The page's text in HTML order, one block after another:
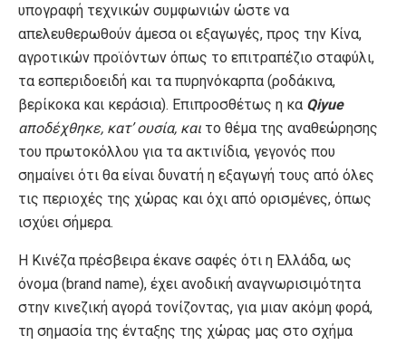
υπογραφή τεχνικών συμφωνιών ώστε να
απελευθερωθούν άμεσα οι εξαγωγές, προς την Κίνα,
αγροτικών προϊόντων όπως το επιτραπέζιο σταφύλι,
τα εσπεριδοειδή και τα πυρηνόκαρπα (ροδάκινα,
βερίκοκα και κεράσια). Επιπροσθέτως η κα Qiyue
αποδέχθηκε, κατ’ ουσία, και το θέμα της αναθεώρησης
του πρωτοκόλλου για τα ακτινίδια, γεγονός που
σημαίνει ότι θα είναι δυνατή η εξαγωγή τους από όλες
τις περιοχές της χώρας και όχι από ορισμένες, όπως
ισχύει σήμερα.
Η Κινέζα πρέσβειρα έκανε σαφές ότι η Ελλάδα, ως
όνομα (brand name), έχει ανοδική αναγνωρισιμότητα
στην κινεζική αγορά τονίζοντας, για μιαν ακόμη φορά,
τη σημασία της ένταξης της χώρας μας στο σχήμα